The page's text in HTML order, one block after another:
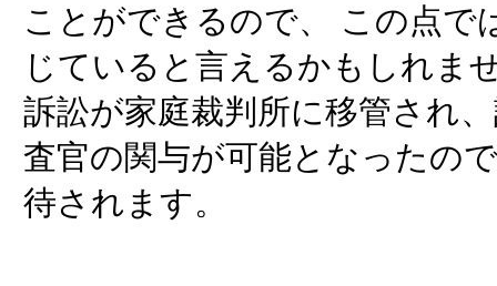
ことができるので、 この点で
じていると言えるかもしれま
訴訟が家庭裁判所に移管され
査官の関与が可能となったの
待されます。